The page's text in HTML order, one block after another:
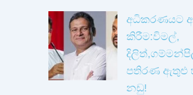
අධිකරණයට
කිරීම:විමල්,
පතිරණ ඇතුළු
නඩු!